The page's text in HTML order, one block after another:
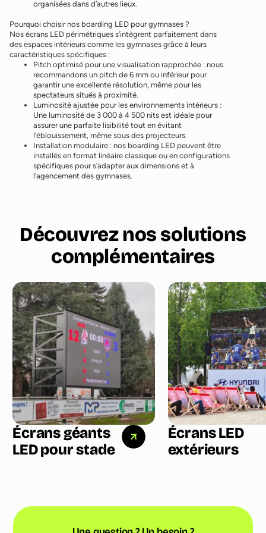
organisées dans d’autres lieux.
Pourquoi choisir nos boarding LED pour gymnases ?
Nos écrans LED périmétriques s’intègrent parfaitement dans
des espaces intérieurs comme les gymnases grâce à leurs
caractéristiques spécifiques :
Pitch optimisé pour une visualisation rapprochée : nous
recommandons un pitch de 6 mm ou inférieur pour
garantir une excellente résolution, même pour les
spectateurs situés à proximité.
Luminosité ajustée pour les environnements intérieurs :
Une luminosité de 3 000 à 4 500 nits est idéale pour
assurer une parfaite lisibilité tout en évitant
l’éblouissement, même sous des projecteurs.
Installation modulaire : nos boarding LED peuvent être
installés en format linéaire classique ou en configurations
spécifiques pour s’adapter aux dimensions et à
l’agencement des gymnases.
Découvrez nos solutions
complémentaires
Écrans géants
LED pour stade
Écrans LED
extérieurs